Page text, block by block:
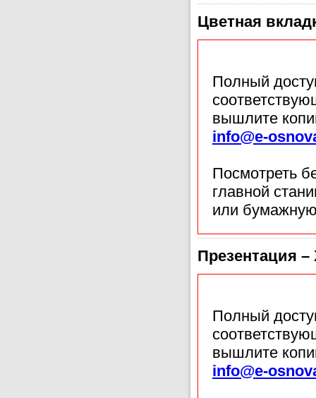
Цветная
Полный
вышлите
info@e-
Посмотреть
главной
или
Презентация
Полный
вышлите
info@e-